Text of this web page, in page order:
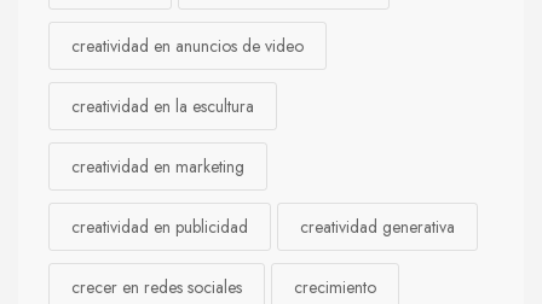
creatividad en anuncios de video
creatividad en la escultura
creatividad en marketing
creatividad en publicidad creatividad generativa
crecer en redes sociales crecimiento